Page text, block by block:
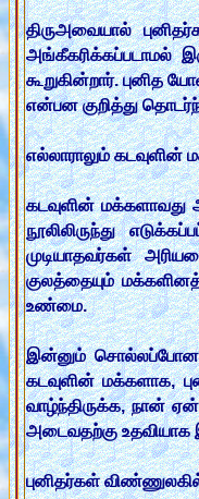
திருஅவையால்
அங்கீகரிக்கப்படாமல்
கூறுகின்றார். புனித
என்பன குறித்து
எல்லாராலும் கடவுளின்
கடவுளின் மக்களாவது
நூலிலிருந்து
முடியாதவர்கள்
குலத்தையும்
உண்மை.
இன்னும்
கடவுளின் மக்களாக,
வாழ்ந்திருக்க, நான்
அடைவதற்கு உதவியாக
புனிதர்கள்